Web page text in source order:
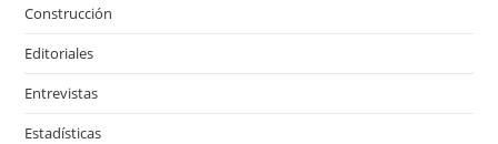
Construcción
Editoriales
Entrevistas
Estadísticas